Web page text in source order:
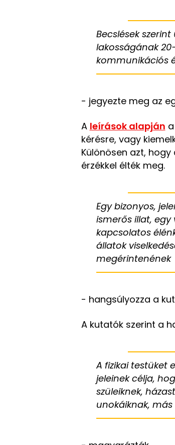
Becslések
lakosságának
kommunikációs
- jegyezte meg az
A leírások alapján
kérésre, vagy
Különösen azt,
érzékkel élték meg.
Egy bizonyos,
ismerős illat,
kapcsolatos
állatok
megérintenének
- hangsúlyozza a
A kutatók szerint a
A fizikai testüket
jeleinek célja,
szüleiknek,
unokáiknak,